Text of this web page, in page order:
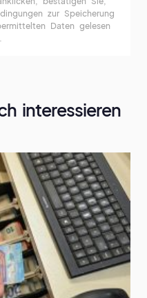
zur Speicherung
Daten gelesen
interessieren